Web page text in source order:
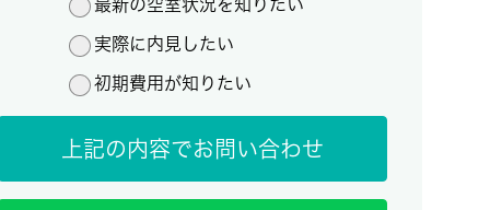
最新の空室状況を知りたい
実際に内見したい
初期費用が知りたい
上記の内容でお問い合わせ